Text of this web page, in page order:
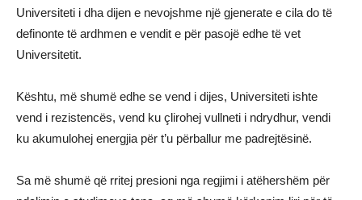
Universiteti i dha dijen e nevojshme një gjenerate e cila do të
definonte të ardhmen e vendit e për pasojë edhe të vet
Universitetit.
Kështu, më shumë edhe se vend i dijes, Universiteti ishte
vend i rezistencës, vend ku çlirohej vullneti i ndrydhur, vendi
ku akumulohej energjia për t’u përballur me padrejtësinë.
Sa më shumë që rritej presioni nga regjimi i atëhershëm për